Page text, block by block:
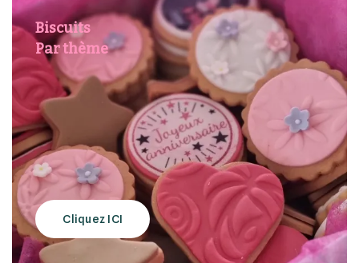
Biscuits
Par thème
Cliquez ICI